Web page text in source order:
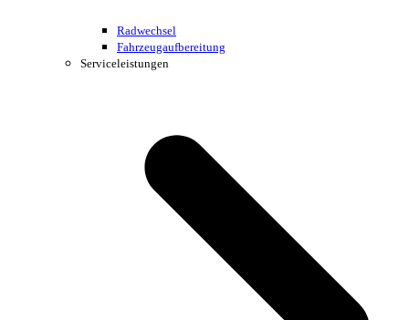
Radwechsel
Fahrzeugaufbereitung
Serviceleistungen